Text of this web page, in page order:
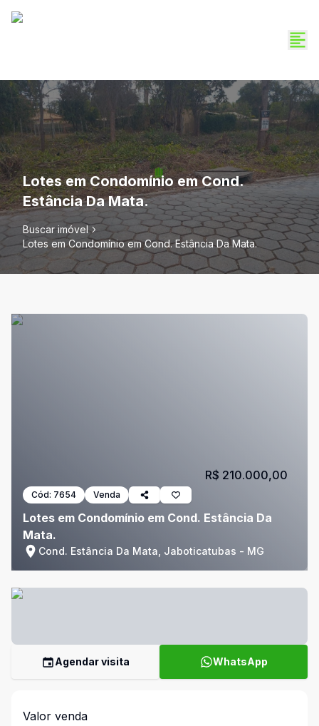
Lotes em Condomínio em Cond.
Estância Da Mata.
Buscar imóvel
Lotes em Condomínio em Cond. Estância Da Mata.
Cód: 7654 Venda
Lotes em Condomínio em Cond. Estância Da
Mata.
Cond. Estância Da Mata, Jaboticatubas - MG
R$ 210.000,00
Agendar visita WhatsApp
Valor venda